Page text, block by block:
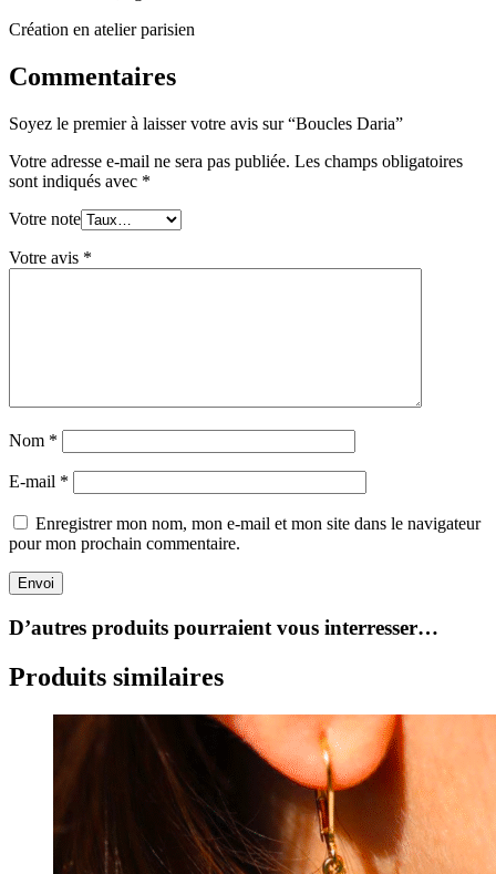
Création en atelier parisien
Commentaires
Soyez le premier à laisser votre avis sur “Boucles Daria”
Votre adresse e-mail ne sera pas publiée. Les champs obligatoires
sont indiqués avec *
Votre note
Votre avis *
Nom *
E-mail *
Enregistrer mon nom, mon e-mail et mon site dans le navigateur
pour mon prochain commentaire.
Envoi
D’autres produits pourraient vous interresser…
Produits similaires